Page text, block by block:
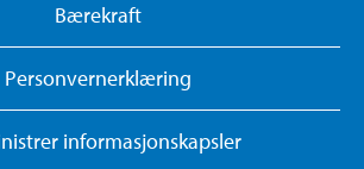
Bærekraft
Personvernerklæring
informasjonskapsler